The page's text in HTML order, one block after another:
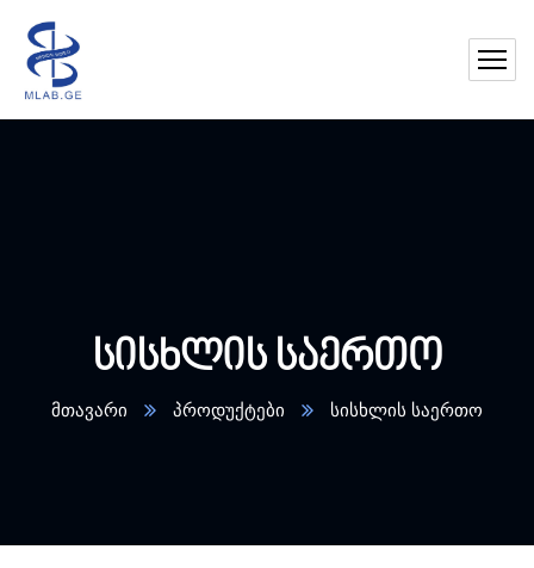
სისხლის საერთო
მთავარი პროდუქტები სისხლის საერთო